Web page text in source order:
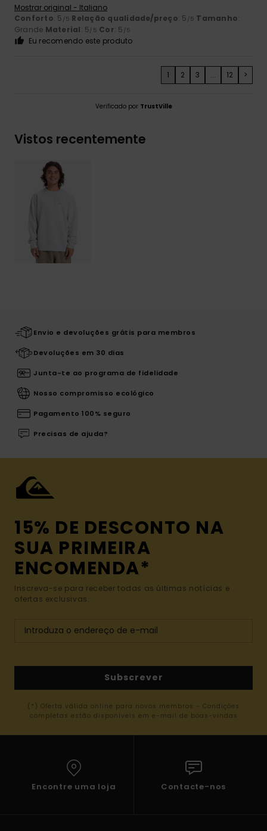
Mostrar original - Italiano
Conforto: 5 /5 Relação qualidade/preço: 5 /5 Tamanho:
Grande Material: 5/5 Cor: 5 /5
Eu recomendo este produto
1 2 3 ... 12 >
Verificado por TrustVille
Vistos recentemente
Envio e devoluções grátis para membros
Devoluções em 30 dias
Junta-te ao programa de fidelidade
Nosso compromisso ecológico
Pagamento 100% seguro
Precisas de ajuda?
15% DE DESCONTO NA
SUA PRIMEIRA
ENCOMENDA*
Inscreva-se para receber todas as últimas notícias e
ofertas exclusivas.
Subscrever
(*) Oferta válida online para novos membros - Condições
completas estão disponíveis em e-mail de boas-vindas
Encontre uma loja Contacte-nos